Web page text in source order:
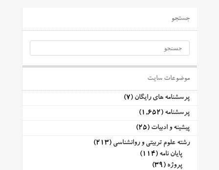
جستجو
موضوعات سایت
پرسشنامه های رایگان (7)
پرسشنامه (1,652)
پیشینه و ادبیات (25)
رشته علوم تربیتی و روانشناسی (213)
پایان نامه (114)
پروژه (39)